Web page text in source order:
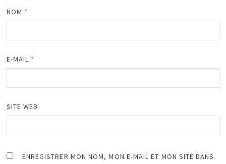
NOM *
E-MAIL *
SITE WEB
ENREGISTRER MON NOM, MON E-MAIL ET MON SITE DANS